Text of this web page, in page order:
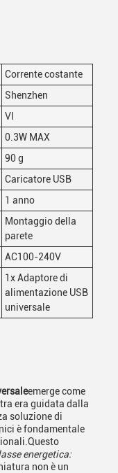
Corrente costante
Shenzhen
VI
0.3W MAX
90 g
Caricatore USB
1 anno
Montaggio della
parete
AC100-240V
1x Adaptore di
alimentazione USB
universale
emerge come
era guidata dalla
soluzione di
è fondamentale
energetica:
non è un